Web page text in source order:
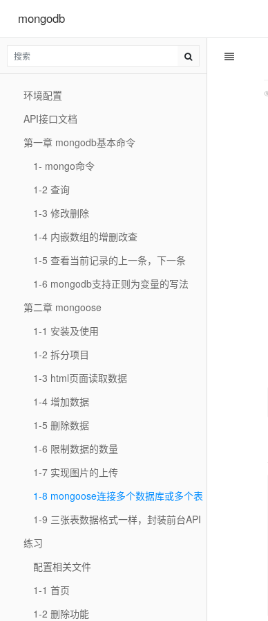
mongodb
环境配置
API接口文档
第一章 mongodb基本命令
1- mongo命令
1-2 查询
1-3 修改删除
1-4 内嵌数组的增删改查
1-5 查看当前记录的上一条，下一条
1-6 mongodb支持正则为变量的写法
第二章 mongoose
1-1 安装及使用
1-2 拆分项目
1-3 html页面读取数据
1-4 增加数据
1-5 删除数据
1-6 限制数据的数量
1-7 实现图片的上传
1-8 mongoose连接多个数据库或多个表
1-9 三张表数据格式一样，封装前台API
练习
配置相关文件
1-1 首页
1-2 删除功能